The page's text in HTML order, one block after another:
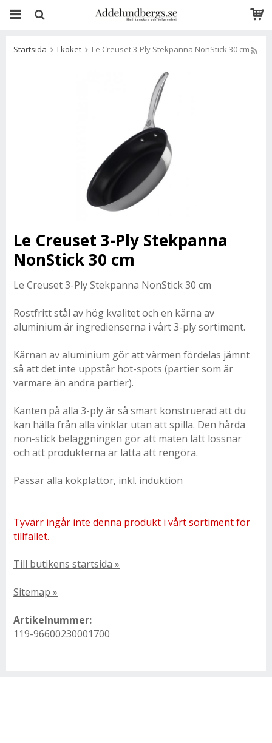
Startsida I köket Le Creuset 3-Ply Stekpanna NonStick 30 cm
Le Creuset 3-Ply Stekpanna
NonStick 30 cm
Le Creuset 3-Ply Stekpanna NonStick 30 cm
Rostfritt stål av hög kvalitet och en kärna av
aluminium är ingredienserna i vårt 3-ply sortiment.
Kärnan av aluminium gör att värmen fördelas jämnt
så att det inte uppstår hot-spots (partier som är
varmare än andra partier).
Kanten på alla 3-ply är så smart konstruerad att du
kan hälla från alla vinklar utan att spilla. Den hårda
non-stick beläggningen gör att maten lätt lossnar
och att produkterna är lätta att rengöra.
Passar alla kokplattor, inkl. induktion
Tyvärr ingår inte denna produkt i vårt sortiment för
tillfället.
Till butikens startsida »
Sitemap »
Artikelnummer:
119-96600230001700